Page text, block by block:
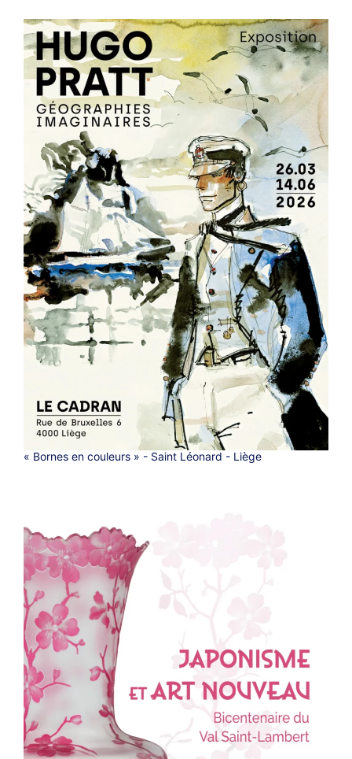
« Bornes en couleurs » - Saint Léonard - Liège